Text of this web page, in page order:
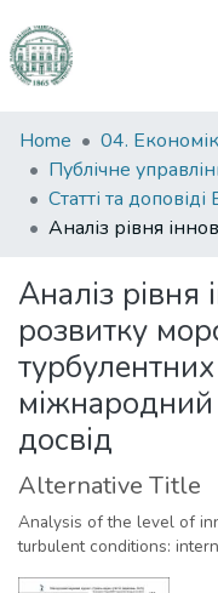
Communities
&
Collections
All of DSpace
Statistics
Home
Аналіз рівня
розвитку
міжнародний
досвід
Alternative Title
Analysis of the level of
turbulent conditions: